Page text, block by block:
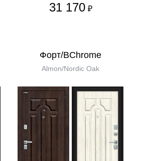
31 170 ₽
Форт/BChrome
Almon/Nordic Oak